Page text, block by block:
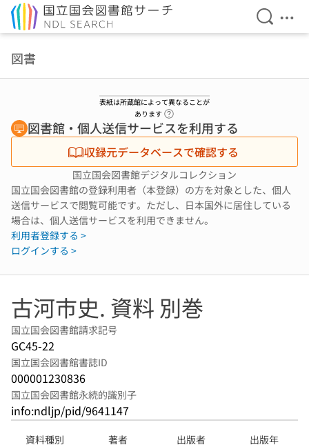
検索を
メ
図書
表紙は所蔵館によって異なることが
あります
図書館・個人送信サービスを利用する
収録元データベースで確認する
国立国会図書館デジタルコレクション
国立国会図書館の登録利用者（本登録）の方を対象とした、個人
送信サービスで閲覧可能です。ただし、日本国外に居住している
場合は、個人送信サービスを利用できません。
利用者登録する >
ログインする >
古河市史. 資料 別巻
国立国会図書館請求記号
GC45-22
国立国会図書館書誌ID
000001230836
国立国会図書館永続的識別子
info:ndljp/pid/9641147
資料種別 著者 出版者 出版年